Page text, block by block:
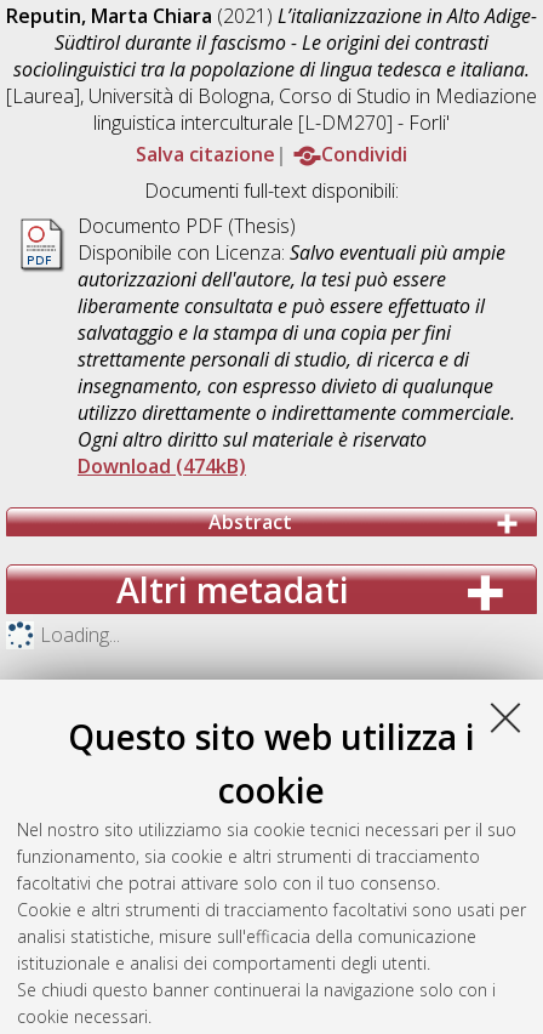
Questo sito web utilizza i
cookie
Nel nostro sito utilizziamo sia cookie tecnici necessari per il suo
funzionamento, sia cookie e altri strumenti di tracciamento
facoltativi che potrai attivare solo con il tuo consenso.
Cookie e altri strumenti di tracciamento facoltativi sono usati per
analisi statistiche, misure sull'efficacia della comunicazione
istituzionale e analisi dei comportamenti degli utenti.
Se chiudi questo banner continuerai la navigazione solo con i
cookie necessari.
Reputin, Marta Chiara (2021) L’italianizzazione in Alto Adige-
Südtirol durante il fascismo - Le origini dei contrasti
sociolinguistici tra la popolazione di lingua tedesca e italiana.
[Laurea], Università di Bologna, Corso di Studio in Mediazione
linguistica interculturale [L-DM270] - Forli'
Salva citazione
Condividi
Documenti full-text disponibili:
Documento PDF (Thesis)
Disponibile con Licenza: Salvo eventuali più ampie
autorizzazioni dell'autore, la tesi può essere
liberamente consultata e può essere effettuato il
salvataggio e la stampa di una copia per fini
strettamente personali di studio, di ricerca e di
insegnamento, con espresso divieto di qualunque
utilizzo direttamente o indirettamente commerciale.
Ogni altro diritto sul materiale è riservato
Download (474kB)
Abstract
Altri metadati
Loading...
Gestione del documento: